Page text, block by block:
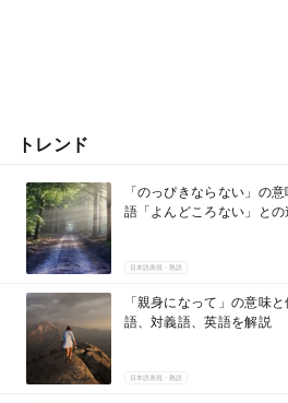
トレンド
「のっぴきならない」の
語「よんどころない」との
日本語表現・熟語
「親身になって」の意味
語、対義語、英語を解説
日本語表現・熟語